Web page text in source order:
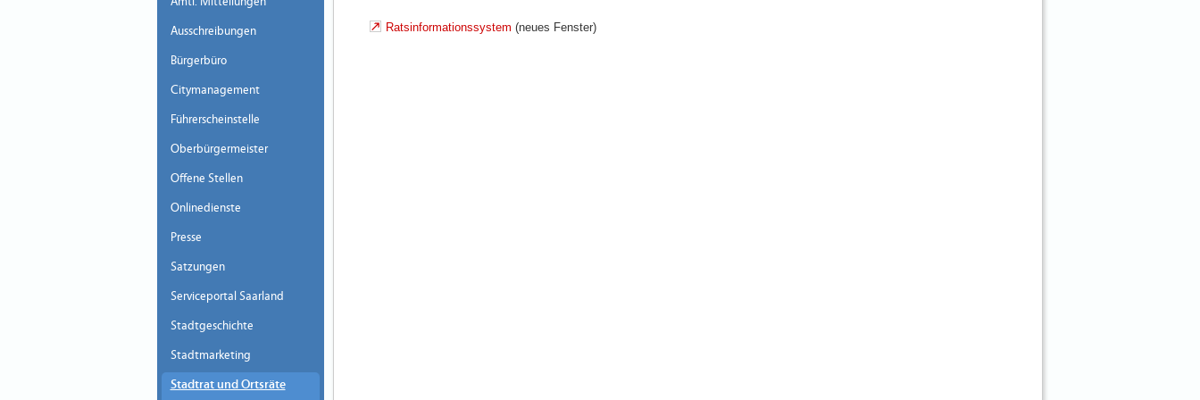
Ausschreibungen
Bürgerbüro
Citymanagement
Führerscheinstelle
Oberbürgermeister
Offene Stellen
Onlinedienste
Presse
Satzungen
Serviceportal Saarland
Stadtgeschichte
Stadtmarketing
Stadtrat und Ortsräte
Ratsinformationssystem (neues Fenster)